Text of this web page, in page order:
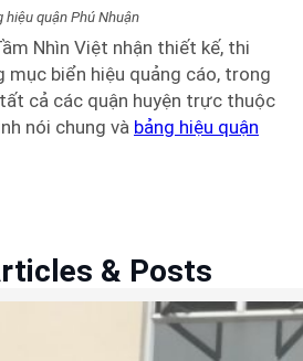
hiệu quận Phú Nhuận
Nhìn Việt nhận thiết kế, thi
mục biển hiệu quảng cáo, trong
cả các quận huyện trực thuộc
nói chung và bảng hiệu quận
& Posts